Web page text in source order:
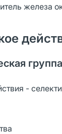
железа
группа
-